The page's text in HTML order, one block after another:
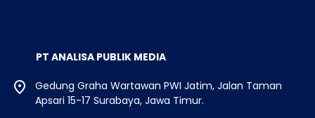
PT ANALISA PUBLIK MEDIA
Gedung Graha Wartawan PWI Jatim, Jalan Taman
Apsari 15-17 Surabaya, Jawa Timur.